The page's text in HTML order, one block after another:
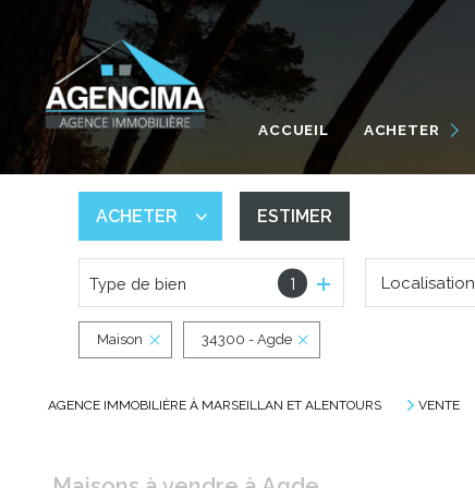
ACCUEIL ACHETER
MAISONS / VILLAS
APPARTEMENTS
GARAGES
ACHETER
De l'ancien
De l'immo pro
ESTIMER
Type de bien 1 Localisation
Maison 34300 - Agde
AGENCE IMMOBILIÈRE À MARSEILLAN ET ALENTOURS VENTE